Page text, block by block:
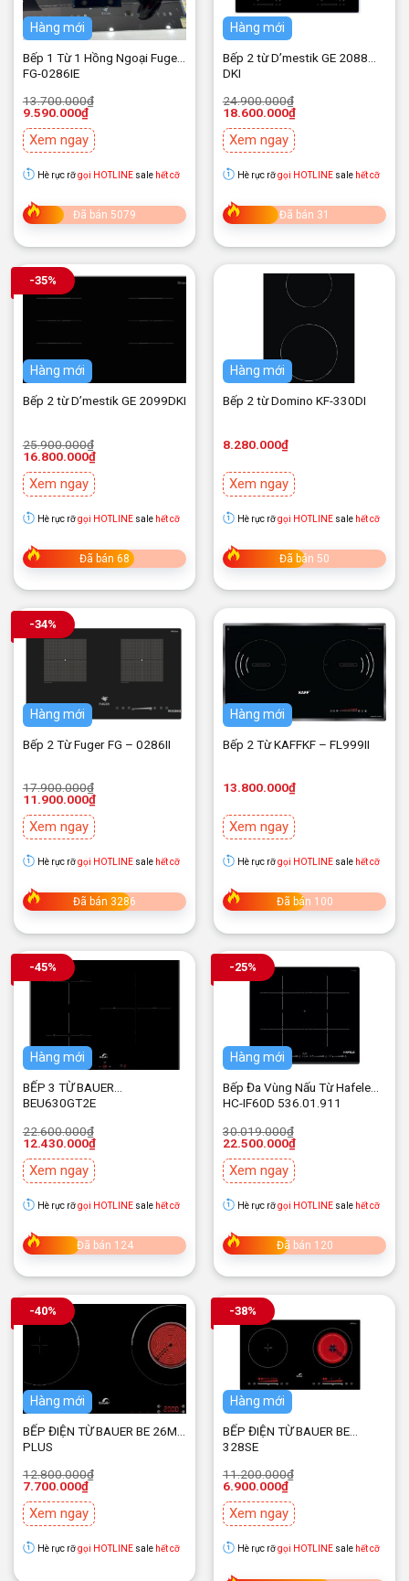
Hàng mới
Bếp 1 Từ 1 Hồng Ngoại Fuger
FG-0286IE
13.700.000₫
Giá
gốc
13.700.000₫.
9.590.000₫
Giá
hiện
là:
9.590.000₫.
Xem ngay
Hè rực rỡgọi HOTLINEsale hết cỡ
Đã bán 5079
Hàng mới
Bếp 2 từ D’mestik GE 2088
DKI
24.900.000₫
Giá
gốc
24.900.000₫.
18.600.000₫
Giá
hiện
là:
18.600.000₫.
Xem ngay
Hè rực rỡgọi HOTLINEsale hết cỡ
Đã bán 31
-35%
Hàng mới
Bếp 2 từ D’mestik GE 2099DKI
25.900.000₫
Giá
gốc
25.900.000₫.
16.800.000₫
Giá
hiện
là:
16.800.000₫.
Xem ngay
Hè rực rỡgọi HOTLINEsale hết cỡ
Đã bán 68
Hàng mới
Bếp 2 từ Domino KF-330DI
8.280.000₫
Xem ngay
Hè rực rỡgọi HOTLINEsale hết cỡ
Đã bán 50
-34%
Hàng mới
Bếp 2 Từ Fuger FG – 0286II
17.900.000₫
Giá
gốc
17.900.000₫.
11.900.000₫
Giá
hiện
là:
11.900.000₫.
Xem ngay
Hè rực rỡgọi HOTLINEsale hết cỡ
Đã bán 3286
Hàng mới
Bếp 2 Từ KAFFKF – FL999II
13.800.000₫
Xem ngay
Hè rực rỡgọi HOTLINEsale hết cỡ
Đã bán 100
-45%
Hàng mới
BẾP 3 TỪ BAUER
BEU630GT2E
22.600.000₫
Giá
gốc
22.600.000₫.
12.430.000₫
Giá
hiện
là:
12.430.000₫.
Xem ngay
Hè rực rỡgọi HOTLINEsale hết cỡ
Đã bán 124
-25%
Hàng mới
Bếp Đa Vùng Nấu Từ Hafele
HC-IF60D 536.01.911
30.019.000₫
Giá
gốc
30.019.000₫.
22.500.000₫
Giá
hiện
là:
22.500.000₫.
Xem ngay
Hè rực rỡgọi HOTLINEsale hết cỡ
Đã bán 120
-40%
Hàng mới
BẾP ĐIỆN TỪ BAUER BE 26MH
PLUS
12.800.000₫
Giá
gốc
12.800.000₫.
7.700.000₫
Giá
hiện
là:
7.700.000₫.
Xem ngay
Hè rực rỡgọi HOTLINEsale hết cỡ
-38%
Hàng mới
BẾP ĐIỆN TỪ BAUER BE
328SE
11.200.000₫
Giá
gốc
11.200.000₫.
6.900.000₫
Giá
hiện
là:
6.900.000₫.
Xem ngay
Hè rực rỡgọi HOTLINEsale hết cỡ